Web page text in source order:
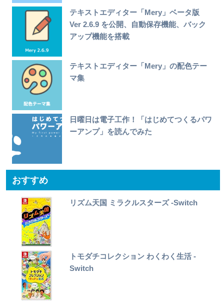
テキストエディター「Mery」ベータ版
Ver 2.6.9 を公開、自動保存機能、バック
アップ機能を搭載
テキストエディター「Mery」の配色テー
マ集
日曜日は電子工作！「はじめてつくるパワ
ーアンプ」を読んでみた
おすすめ
リズム天国 ミラクルスターズ -Switch
トモダチコレクション わくわく生活 -
Switch